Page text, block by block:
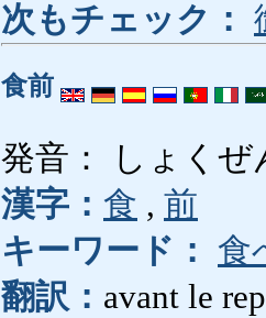
次もチェック：
食前
発音： しょくぜ
漢字： 食 , 前
キーワード：
食
翻訳： avant le